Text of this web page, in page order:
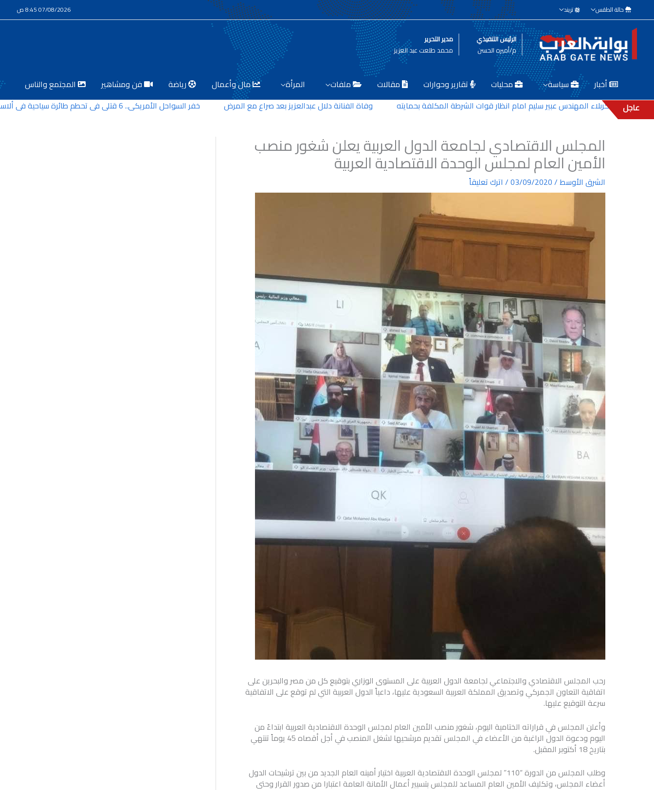
إلى
المحتوى
حالة الطقس تريند 07/08/2026 8:45 ص
الرئيس التنفيذي
م/أميره الحسن
مدير التحرير
محمد طلعت عبد العزيز
أخبار سياسة محليات تقارير وحوارات مقالات ملفات المرأة مال وأعمال رياضة فن ومشاهير
المجتمع والناس
عاجل
كربلاء المهندس عبير سليم امام انظار قوات الشرطة المكلفة بحمايته وفاة الفنانة دلال عبدالعزيز بعد صراع مع المرض خفر السواحل الأمريكي.. 6 قتلى في تحطم طائرة سياحية في ألاسكا
المجلس الاقتصادي لجامعة الدول العربية يعلن شغور منصب
الأمين العام لمجلس الوحدة الاقتصادية العربية
الشرق الأوسط/
03/09/2020
/ اترك تعليقاً
رحب المجلس الاقتصادي والاجتماعي لجامعة الدول العربية على المستوى الوزاري بتوقيع كل من مصر والبحرين على
اتفاقية التعاون الجمركي وتصديق المملكة العربية السعودية عليها، داعياً الدول العربية التي لم توقع على الاتفاقية
سرعة التوقيع عليها.
وأعلن المجلس في قراراته الختامية اليوم، شغور منصب الأمين العام لمجلس الوحدة الاقتصادية العربية ابتداءً من
اليوم ودعوة الدول الراغبة من الأعضاء في المجلس تقديم مرشحيها لشغل المنصب في أجل أقصاه 45 يوماً تنتهي
بتاريخ 18 أكتوبر المقبل.
وطلب المجلس من الدورة “110” لمجلس الوحدة الاقتصادية العربية اختيار أمينه العام الجديد من بين ترشيحات الدول
أعضاء المجلس، وتكليف الأمين العام المساعد للمجلس بتسيير أعمال الأمانة العامة اعتبارا من صدور القرار وحتى